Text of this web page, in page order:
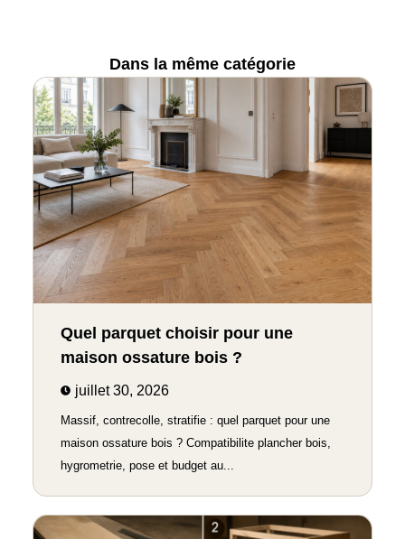
Dans la même catégorie
Quel parquet choisir pour une
maison ossature bois ?
juillet 30, 2026
Massif, contrecolle, stratifie : quel parquet pour une
maison ossature bois ? Compatibilite plancher bois,
hygrometrie, pose et budget au...